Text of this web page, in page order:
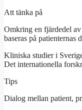
Att tänka på
Omkring en fjärdedel
baseras på patienternas
Kliniska studier i
Det internationella
Tips
Dialog mellan patient,